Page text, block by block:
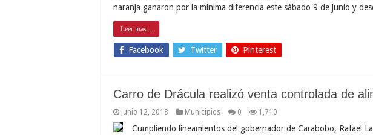
naranja ganaron por la mínima diferencia este sábado 9 de junio y
Leer mas...
Facebook Twitter Pinterest
Carro de Drácula realizó venta controlada de
junio 12, 2018 Municipios 0 1,710
Cumpliendo lineamientos del gobernador de Carabobo, Rafael